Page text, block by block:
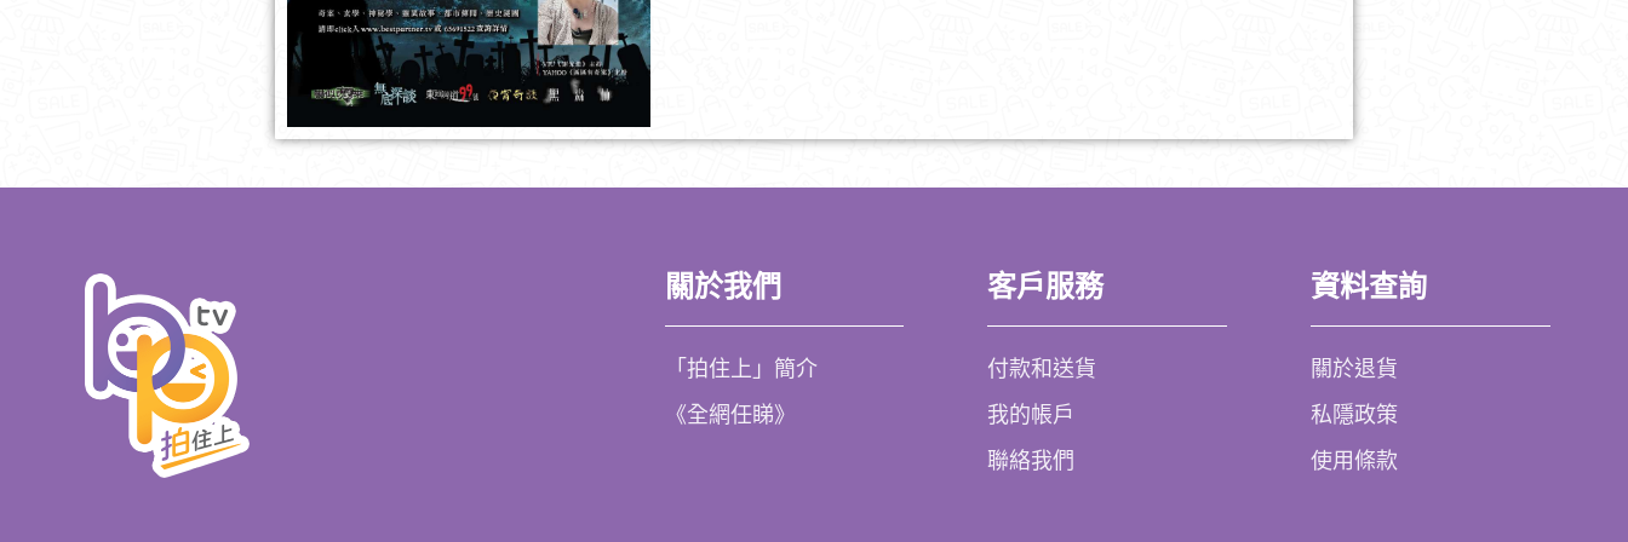
關於我們
「拍住上」簡介
《全網任睇》
客戶服務
付款和送貨
我的帳戶
聯絡我們
資料查詢
關於退貨
私隱政策
使用條款